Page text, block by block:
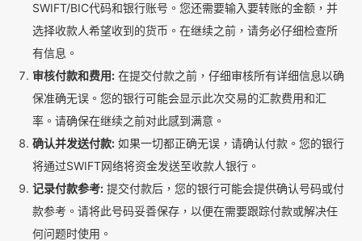
SWIFT/BIC代码和银行账号。您还需要输入要转账的金额，并
选择收款人希望收到的货币。在继续之前，请务必仔细检查所
有信息。
审核付款和费用: 在提交付款之前，仔细审核所有详细信息以确
保准确无误。您的银行可能会显示此次交易的汇款费用和汇
率。请确保在继续之前对此感到满意。
确认并发送付款: 如果一切都正确无误，请确认付款。您的银行
将通过SWIFT网络将资金发送至收款人银行。
记录付款参考: 提交付款后，您的银行可能会提供确认号码或付
款参考。请将此号码妥善保存，以便在需要跟踪付款或解决任
何问题时使用。